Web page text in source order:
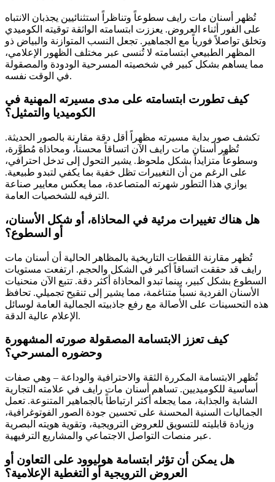
تُظهر أسنان مات رايف سطوعاً وتناظراً استثنائيين يجذبان الانتباه
على الفور أثناء العروض. يعززت ابتسامته الواثقة توقيته الكوميدي
وتخلق تواصلاً فورياً مع الجماهير. تجعل النسب المتوازنة والبياض ذو
المظهر الطبيعي ابتسامته لا تُنسى عبر مختلف الظهور الإعلامي،
مما يساهم بشكل كبير في شخصيته المسرحية الودودة والمصقولة
في الوقت نفسه.
كيف تطورت ابتسامته على مدى مسيرته المهنية في
الكوميديا والتمثيل؟
تكشف صور بداية مسيرته مظهراً أقل دقة مقارنة بالصور الحديثة.
تُظهر أسنان مات رايف الآن اتساقاً محسناً، ومحاذاة مُطوَّرة،
وسطوعاً متزايداً بشكل ملحوظ. يشير التحول إلى تدخل احترافي،
على الرغم من أن التغييرات تظل خفية بما يكفي لتبدو طبيعية.
يوازي هذا التطور شهرته المتصاعدة، مما يعكس معايير صناعة
الترفيه للشخصيات العامة.
هل هناك تغييرات مرئية في المحاذاة، أو شكل الأسنان،
أو السطوع؟
تُظهر مقارنة اللقطات التاريخية بالمظاهر الحالية أن أسنان مات
رايف قد حققت اتساقاً أكبر في الشكل والحجم. ارتفعت مستويات
السطوع بشكل كبير، بينما تبدو المحاذاة أكثر دقة. تتبع الآن منحنيات
الأسنان الفردية نسباً متناغمة، مما يشير إلى تنقيح تجميلي. تحافظ
هذه التحسينات على الأصالة مع رفع جاذبيته الجمالية العامة لوسائل
الإعلام عالية الدقة.
كيف تعزز الابتسامة المصقولة صورته المشهورة
وحضوره المسرحي؟
تُظهر الابتسامة المكررة الثقة والاحترافية والوداعة – وهي صفات
أساسية للكوميديين. تساهم أسنان مات رايف في علامته التجارية
الشابة والجذابة، مما يجعله أكثر ارتباطاً بالجماهير المتنوعة. تعمل
الجماليات السنية المحسنة على تحسين جودة الصور الفوتوغرافية،
وزيادة قابليته للتسويق للعروض الترويجية، وتقوية هويته البصرية
عبر منصات التواصل الاجتماعي والمشاريع الترفيهية.
هل يمكن أن تؤثر ابتسامة هوليوود على التعاون أو
العروض الترويجية أو التغطية الإعلامية؟